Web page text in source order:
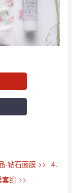
-钻石面膜 >> 4.
组 >>